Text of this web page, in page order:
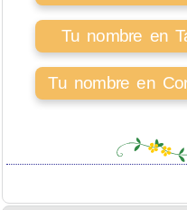
Tu nombre en
Tu nombre en